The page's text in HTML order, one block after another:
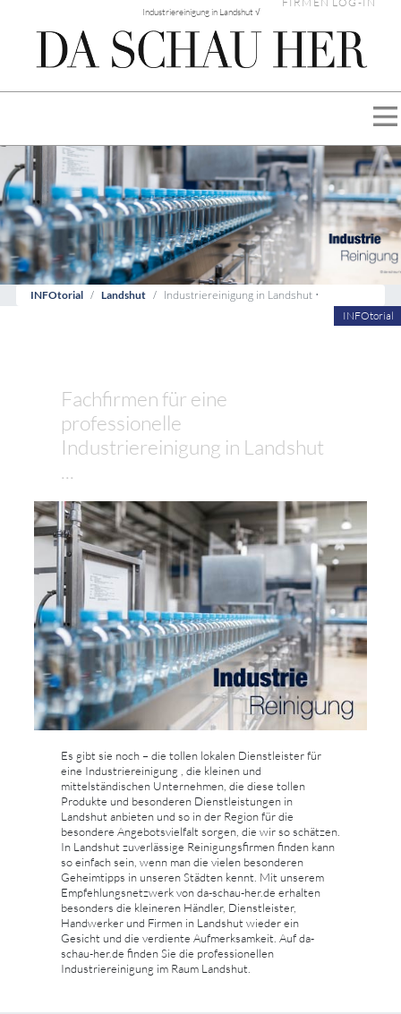
Industriereinigung in Landshut √
INFOtorial Landshut
Industriereinigung in Landshut •
INFOtorial
Fachfirmen für eine
professionelle
Industriereinigung in Landshut
...
Es gibt sie noch – die tollen lokalen Dienstleister für
eine Industriereinigung , die kleinen und
mittelständischen Unternehmen, die diese tollen
Produkte und besonderen Dienstleistungen in
Landshut anbieten und so in der Region für die
besondere Angebotsvielfalt sorgen, die wir so schätzen.
In Landshut zuverlässige Reinigungsfirmen finden kann
so einfach sein, wenn man die vielen besonderen
Geheimtipps in unseren Städten kennt. Mit unserem
Empfehlungsnetzwerk von da-schau-her.de erhalten
besonders die kleineren Händler, Dienstleister,
Handwerker und Firmen in Landshut wieder ein
Gesicht und die verdiente Aufmerksamkeit. Auf da-
schau-her.de finden Sie die professionellen
Industriereinigung im Raum Landshut.